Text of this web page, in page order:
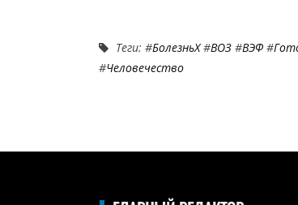
Теги: #БолезньХ#ВОЗ #ВЭФ #
#Человечество